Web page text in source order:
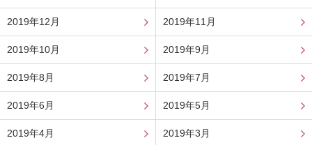
2019年12月 2019年11月
2019年10月 2019年9月
2019年8月 2019年7月
2019年6月 2019年5月
2019年4月 2019年3月